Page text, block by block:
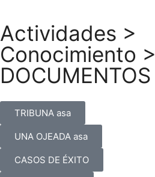
Actividades >
Conocimiento >
DOCUMENTOS
TRIBUNA asa
UNA OJEADA asa
CASOS DE ÉXITO